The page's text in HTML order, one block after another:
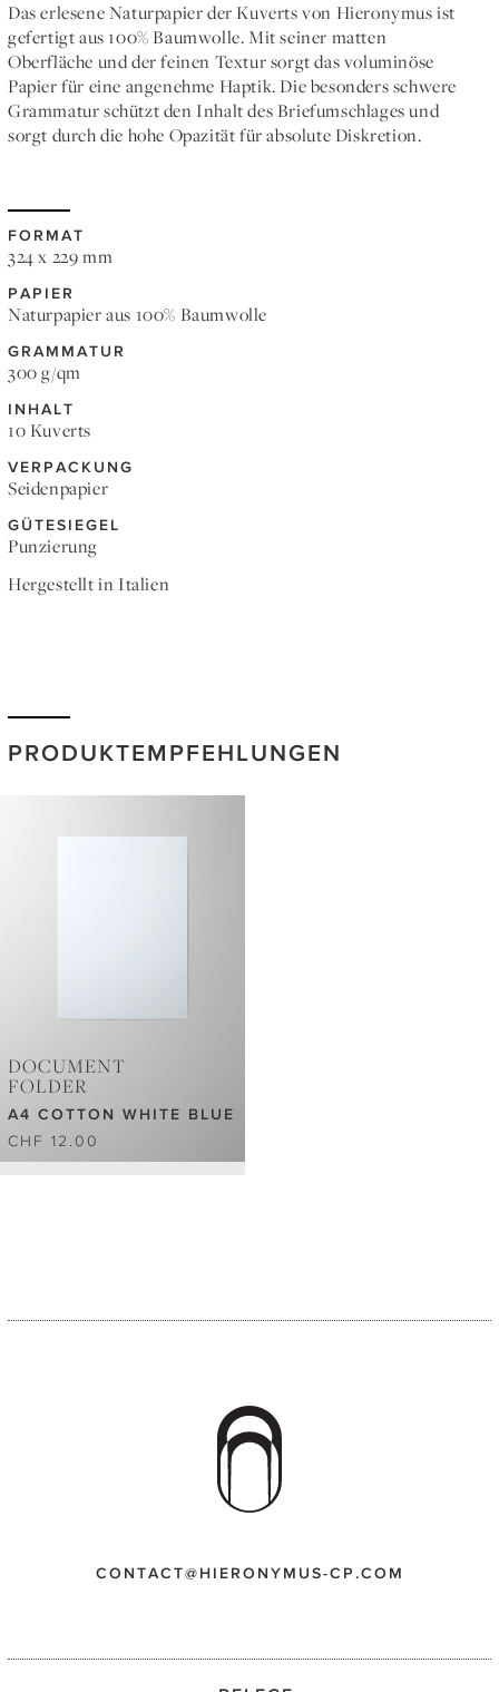
Das erlesene Naturpapier der Kuverts von Hieronymus ist
gefertigt aus 100% Baumwolle. Mit seiner matten
Oberfläche und der feinen Textur sorgt das voluminöse
Papier für eine angenehme Haptik. Die besonders schwere
Grammatur schützt den Inhalt des Briefumschlages und
sorgt durch die hohe Opazität für absolute Diskretion.
FORMAT
324 x 229 mm
PAPIER
Naturpapier aus 100% Baumwolle
GRAMMATUR
300 g/qm
INHALT
10 Kuverts
VERPACKUNG
Seidenpapier
GÜTESIEGEL
Punzierung
Hergestellt in Italien
PRODUKTEMPFEHLUNGEN
DOCUMENT
FOLDER
A4 COTTON WHITE BLUE
CHF 12.00
CONTACT@HIERONYMUS-CP.COM